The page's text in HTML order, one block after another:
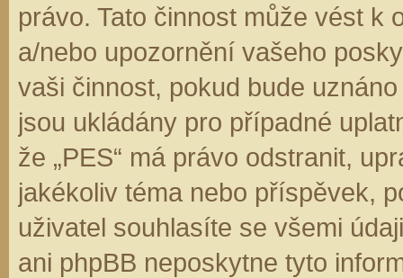
právo. Tato činnost může vést k
a/nebo upozornění vašeho
vaši činnost, pokud bude
jsou ukládány pro případné
že „PES“ má právo odstranit,
jakékoliv téma nebo příspěvek,
uživatel souhlasíte se všemi
ani phpBB neposkytne tyto